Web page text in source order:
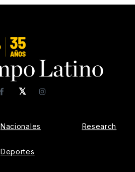
𝕏
FacebookInstagram
Nacionales
Deportes
Research